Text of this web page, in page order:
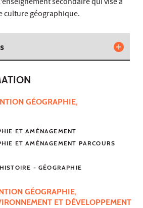
culture géographique.
GÉOGRAPHIE,
ET AMÉNAGEMENT
ET AMÉNAGEMENT PARCOURS
- GÉOGRAPHIE
GÉOGRAPHIE,
ET DÉVELOPPEMENT